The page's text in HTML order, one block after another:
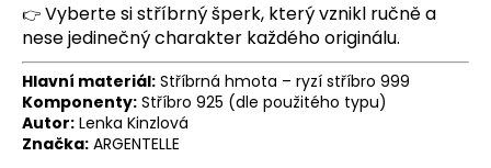
👉 Vyberte si stříbrný šperk, který vznikl ručně a
nese jedinečný charakter každého originálu.
Hlavní materiál: Stříbrná hmota – ryzí stříbro 999
Komponenty: Stříbro 925 (dle použitého typu)
Autor: Lenka Kinzlová
Značka: ARGENTELLE
o
r
u
č
u
j